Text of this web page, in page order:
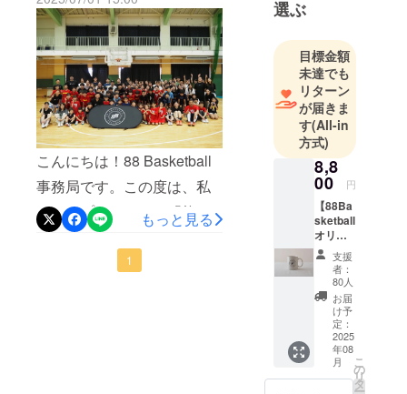
ムECHAKE-NA NOTO：
https://echake-
na.jp/https://www.instagram.
com/echakena_noto3x3/▼
奥能登元気プロジェクト
https://okunoto-
genki.com/https://www.insta
gram.com/okunoto_genki_pr
oject/
ルテックス静岡）、湊谷安
玲久司朱（元横浜ビー・コ
ルセアーズ）ゲスト選手：
池田智美、橋田幸華（※トー
クショーのみ）、上瀧葵
怜々（※クリニックのみ）、
辰巳緒花（※クリニックの
み）（以上、ECHAKE-NA
NOTO）協力：ECHAKE-NA
NOTO＜レポート＞6月27
こんにちは！88 Basketball
事務局です。この度は、私
たちのプロジェクト「能登
の子どもたちに笑顔を届け
たい！ プロバスケ選手が輪
もっと見る
1
へ繋ぐ活動
■篠山竜青プ
ロフィール
1988年7月
20日生ま
れ 神奈川
県出身
北陸高校か
ら日本大学
に進学。3年
次にインカ
レ優勝、4年
次には主将
を務めた。
大学卒業後
は東芝ブレ
選ぶ
目標金額
未達でも
リターン
が届きま
す(All-in
方式)
8,8
00 円
【88Ba
sketball
オリジ
ナルマ
グカッ
プ】 ・
88
Basket
ballのロ
ゴをプ
リント
したオ
リジナ
支援
者：
80人
お届
け予
定：
2025
年08
月
こ
の
リ
タ
ー